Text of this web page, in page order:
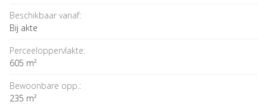
Beschikbaar vanaf:
Bij akte
Perceeloppervlakte:
605 m²
Bewoonbare opp.:
235 m²